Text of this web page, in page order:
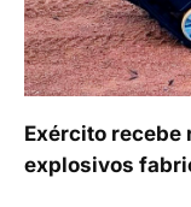
Exército recebe
explosivos